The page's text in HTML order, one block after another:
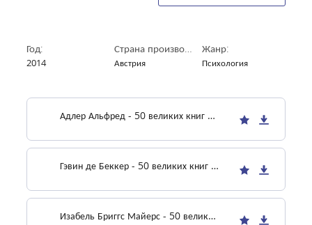
Год:
2014
Страна производитель:
Австрия
Жанр:
Психология
Адлер Альфред - 50 великих книг по психологии
Гэвин де Беккер - 50 великих книг по психологии
Изабель Бриггс Майерс - 50 великих книг по психологии